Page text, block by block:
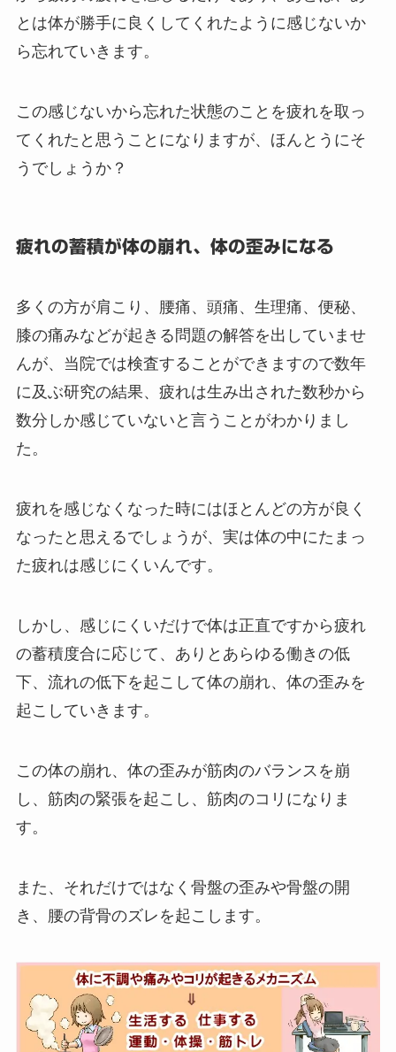
とは体が勝手に良くしてくれたように感じないか
ら忘れていきます。
この感じないから忘れた状態のことを疲れを取っ
てくれたと思うことになりますが、ほんとうにそ
うでしょうか？
疲れの蓄積が体の崩れ、体の歪みになる
多くの方が肩こり、腰痛、頭痛、生理痛、便秘、
膝の痛みなどが起きる問題の解答を出していませ
んが、当院では検査することができますので数年
に及ぶ研究の結果、疲れは生み出された数秒から
数分しか感じていないと言うことがわかりまし
た。
疲れを感じなくなった時にはほとんどの方が良く
なったと思えるでしょうが、実は体の中にたまっ
た疲れは感じにくいんです。
しかし、感じにくいだけで体は正直ですから疲れ
の蓄積度合に応じて、ありとあらゆる働きの低
下、流れの低下を起こして体の崩れ、体の歪みを
起こしていきます。
この体の崩れ、体の歪みが筋肉のバランスを崩
し、筋肉の緊張を起こし、筋肉のコリになりま
す。
また、それだけではなく骨盤の歪みや骨盤の開
き、腰の背骨のズレを起こします。